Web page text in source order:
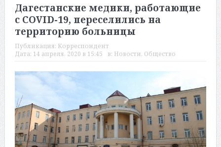
Дагестанские медики, работающие
с COVID-19, переселились на
территорию больницы
Публикация: Корреспондент
Дата: 14 апреля, 2020 в 15:45 в: Новости, Общество